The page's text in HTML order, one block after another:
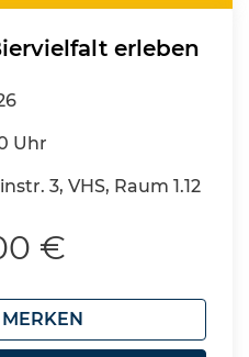
erleben
Uhr
3, VHS, Raum 1.12
€